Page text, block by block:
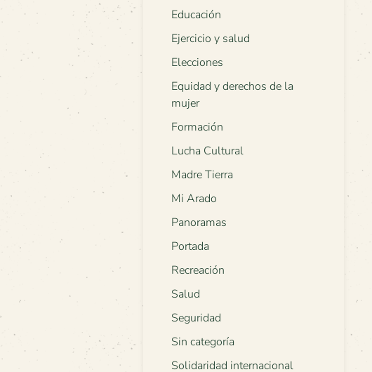
Educación
Ejercicio y salud
Elecciones
Equidad y derechos de la
mujer
Formación
Lucha Cultural
Madre Tierra
Mi Arado
Panoramas
Portada
Recreación
Salud
Seguridad
Sin categoría
Solidaridad internacional